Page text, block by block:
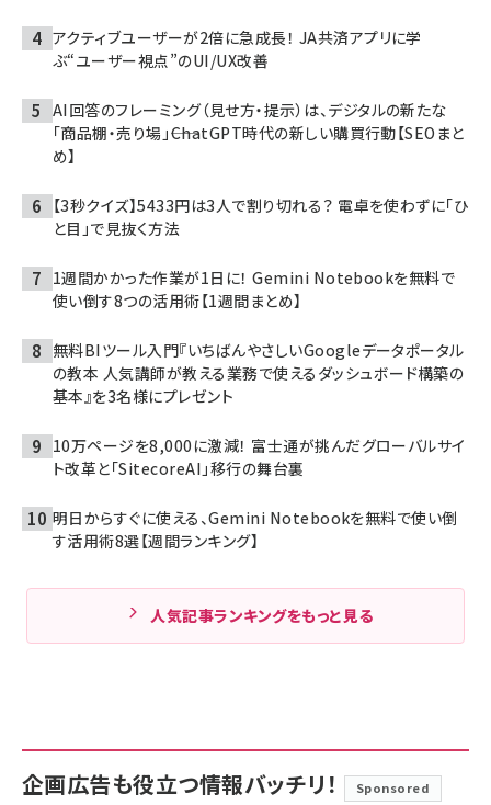
アクティブユーザーが2倍に急成長！ JA共済アプリに学
ぶ“ユーザー視点”のUI/UX改善
AI回答のフレーミング（見せ方・提示）は、デジタルの新たな
「商品棚・売り場」――ChatGPT時代の新しい購買行動【SEOまと
め】
【3秒クイズ】5433円は3人で割り切れる？ 電卓を使わずに「ひ
と目」で見抜く方法
1週間かかった作業が1日に！ Gemini Notebookを無料で
使い倒す8つの活用術【1週間まとめ】
無料BIツール入門『いちばんやさしいGoogleデータポータル
の教本 人気講師が教える業務で使えるダッシュボード構築の
基本』を3名様にプレゼント
10万ページを8,000に激減！ 富士通が挑んだグローバルサイ
ト改革と「SitecoreAI」移行の舞台裏
明日からすぐに使える、Gemini Notebookを無料で使い倒
す活用術8選【週間ランキング】
人気記事ランキングをもっと見る
企画広告も役立つ情報バッチリ！ Sponsored